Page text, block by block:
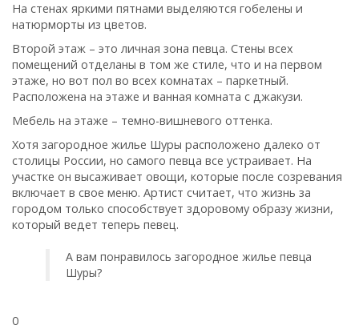
На стенах яркими пятнами выделяются гобелены и
натюрморты из цветов.
Второй этаж – это личная зона певца. Стены всех
помещений отделаны в том же стиле, что и на первом
этаже, но вот пол во всех комнатах – паркетный.
Расположена на этаже и ванная комната с джакузи.
Мебель на этаже – темно-вишневого оттенка.
Хотя загородное жилье Шуры расположено далеко от
столицы России, но самого певца все устраивает. На
участке он высаживает овощи, которые после созревания
включает в свое меню. Артист считает, что жизнь за
городом только способствует здоровому образу жизни,
который ведет теперь певец.
А вам понравилось загородное жилье певца
Шуры?
0